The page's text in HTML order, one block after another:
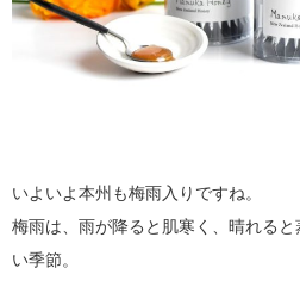
いよいよ本州も梅雨入りですね。
梅雨は、雨が降ると肌寒く、晴れる
い季節。